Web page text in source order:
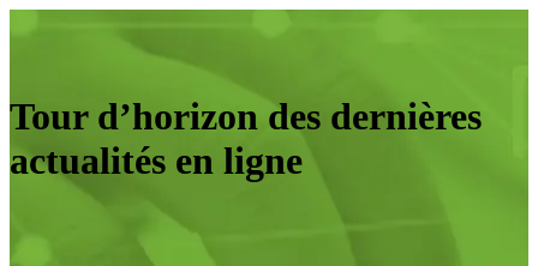
Tour d’horizon des dernières
actualités en ligne